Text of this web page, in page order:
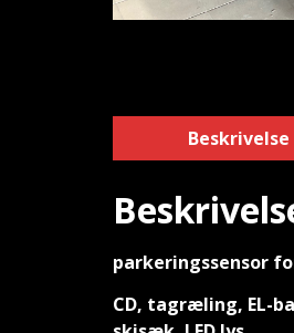
Beskrivelse
parkeringssensor
CD, tagræling, EL-